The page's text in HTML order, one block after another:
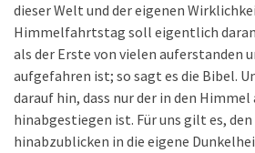
dieser Welt und der eigenen
Himmelfahrtstag soll eigentlich daran
als der Erste von vielen auferstanden
aufgefahren ist; so sagt es die Bibel.
darauf hin, dass nur der in den
hinabgestiegen ist. Für uns gilt es,
hinabzublicken in die eigene